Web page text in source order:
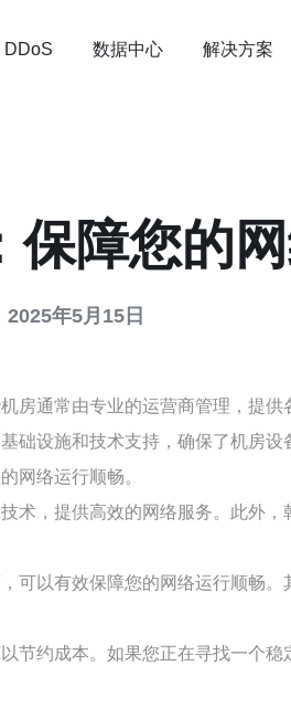
DDoS 数据中心 解决方案
保障您的
2025年5月15日
通常由专业的运营商管理，提供
础设施和技术支持，确保了机房
网络运行顺畅。
，提供高效的网络服务。此外
以有效保障您的网络运行顺畅
约成本。如果您正在寻找一个稳